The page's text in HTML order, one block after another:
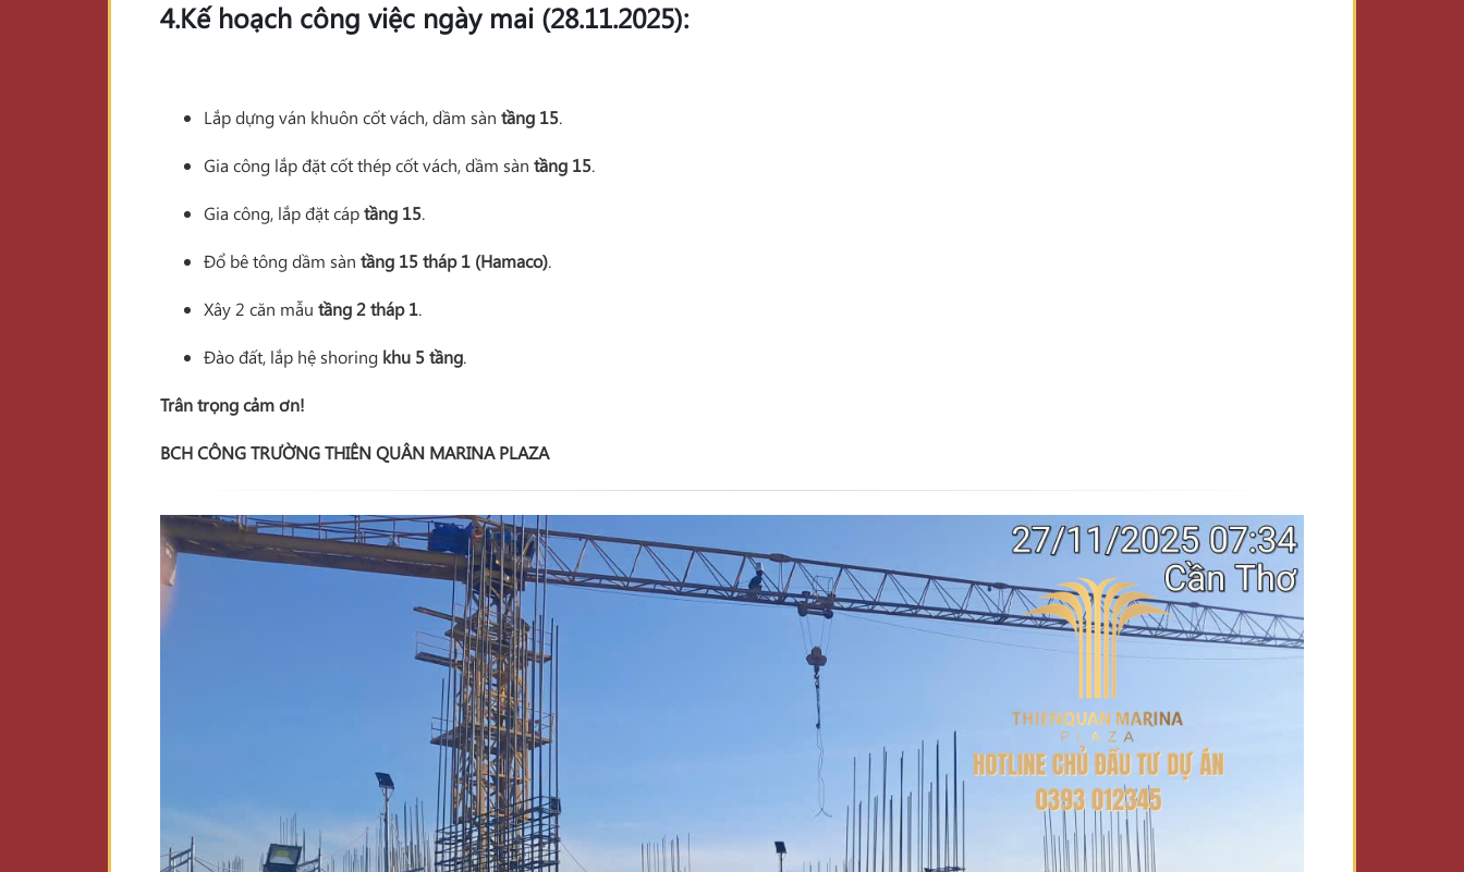
4.Kế hoạch công việc ngày mai (28.11.2025):
Lắp dựng ván khuôn cốt vách, dầm sàn tầng 15.
Gia công lắp đặt cốt thép cốt vách, dầm sàn tầng 15.
Gia công, lắp đặt cáptầng 15.
Đổ bê tông dầm sàn tầng 15 tháp 1 (Hamaco).
Xây 2 căn mẫu tầng 2 tháp 1.
Đào đất, lắp hệ shoring khu 5 tầng.
Trân trọng cảm ơn!
BCH CÔNG TRƯỜNG THIÊN QUÂN MARINA PLAZA